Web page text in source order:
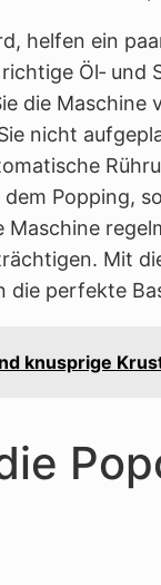
helfen ein
Öl‑ und
die
nicht
Popping,
Mit
perfekte
knusprige